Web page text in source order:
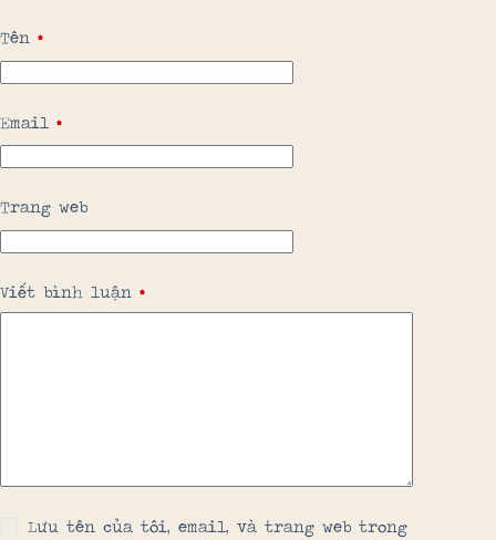
Tên *
Email *
Trang web
Viết bình luận *
Lưu tên của tôi, email, và trang web trong